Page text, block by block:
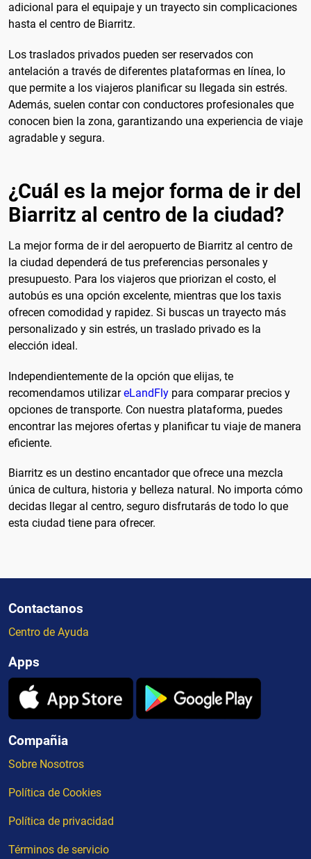
adicional para el equipaje y un trayecto sin complicaciones
hasta el centro de Biarritz.
Los traslados privados pueden ser reservados con
antelación a través de diferentes plataformas en línea, lo
que permite a los viajeros planificar su llegada sin estrés.
Además, suelen contar con conductores profesionales que
conocen bien la zona, garantizando una experiencia de viaje
agradable y segura.
¿Cuál es la mejor forma de ir del
Biarritz al centro de la ciudad?
La mejor forma de ir del aeropuerto de Biarritz al centro de
la ciudad dependerá de tus preferencias personales y
presupuesto. Para los viajeros que priorizan el costo, el
autobús es una opción excelente, mientras que los taxis
ofrecen comodidad y rapidez. Si buscas un trayecto más
personalizado y sin estrés, un traslado privado es la
elección ideal.
Independientemente de la opción que elijas, te
recomendamos utilizareLandFly para comparar precios y
opciones de transporte. Con nuestra plataforma, puedes
encontrar las mejores ofertas y planificar tu viaje de manera
eficiente.
Biarritz es un destino encantador que ofrece una mezcla
única de cultura, historia y belleza natural. No importa cómo
decidas llegar al centro, seguro disfrutarás de todo lo que
esta ciudad tiene para ofrecer.
Contactanos
Centro de Ayuda
Apps
Compañia
Sobre Nosotros
Política de Cookies
Política de privacidad
Términos de servicio